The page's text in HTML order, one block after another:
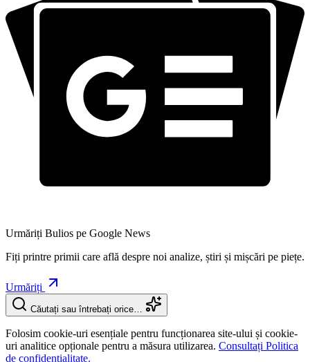
Urmăriți Bulios pe Google News
Fiți printre primii care află despre noi analize, știri și mișcări pe piețe.
Urmăriți
Căutați sau întrebați orice…
Folosim cookie-uri esențiale pentru funcționarea site-ului și cookie-
uri analitice opționale pentru a măsura utilizarea. Consultați Politica
de confidențialitate.